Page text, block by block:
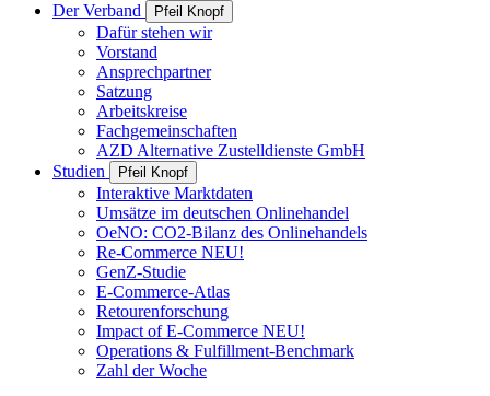
Der Verband
Pfeil Knopf
Dafür stehen wir
Vorstand
Ansprechpartner
Satzung
Arbeitskreise
Fachgemeinschaften
AZD Alternative Zustelldienste GmbH
Studien
Pfeil Knopf
Interaktive Marktdaten
Umsätze im deutschen Onlinehandel
OeNO: CO2-Bilanz des Onlinehandels
Re-Commerce NEU!
GenZ-Studie
E-Commerce-Atlas
Retourenforschung
Impact of E-Commerce NEU!
Operations & Fulfillment-Benchmark
Zahl der Woche